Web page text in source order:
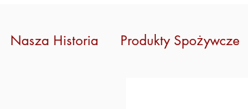
Nasza Historia Produkty Spożywcze